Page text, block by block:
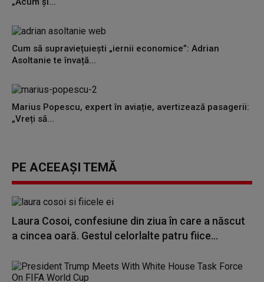
Cum să supraviețuiești „iernii economice”: Adrian
Asoltanie te învață...
Marius Popescu, expert în aviație, avertizează pasagerii:
„Vreți să...
PE ACEEAȘI TEMĂ
Laura Cosoi, confesiune din ziua în care a născut
a cincea oară. Gestul celorlalte patru fiice...